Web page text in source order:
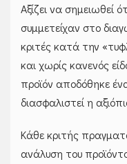
Αξίζει να σημειωθεί
συμμετείχαν στο
κριτές κατά την
και χωρίς κανενός
προϊόν αποδόθηκε
διασφαλιστεί η
Κάθε κριτής
ανάλυση του